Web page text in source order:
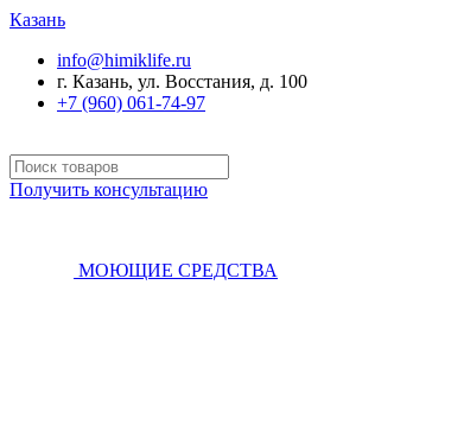
Казань
info@himiklife.ru
г. Казань, ул. Восстания, д. 100
+7 (960) 061-74-97
Получить консультацию
МОЮЩИЕ СРЕДСТВА